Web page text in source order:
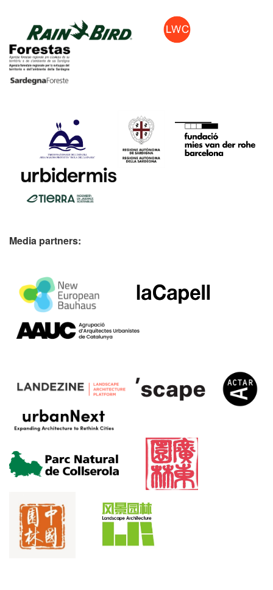
Media partners: